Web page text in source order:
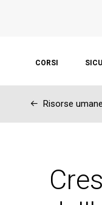
CORSI
← Risorse